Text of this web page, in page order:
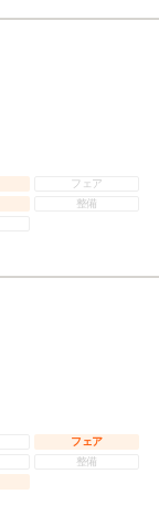
フェア
整備
フェア
整備